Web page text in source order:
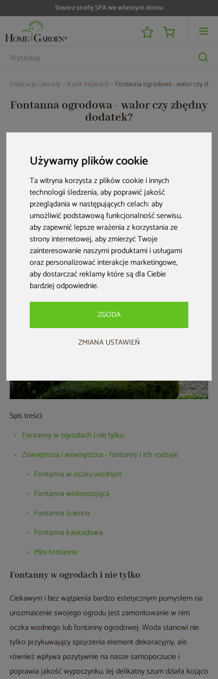
Używamy plików cookie
Ta witryna korzysta z plików cookie i innych
technologii śledzenia, aby poprawić jakość
przeglądania w następujących celach:aby
umożliwić podstawową funkcjonalność serwisu,
aby zapewnić lepsze wrażenia z korzystania ze
strony internetowej,aby zmierzyć Twoje
zainteresowanie naszymi produktami i usługami
oraz personalizować interakcje marketingowe,
aby dostarczać reklamy które są dla Ciebie
bardziej odpowiednie.
ZGODA
ZMIANA USTAWIEŃ
Do 25 000 zł zwrotu na kartę i raty RRSO 0%
Inspiracje i porady Kącik inspiracji Fontanna ogrodowa - walor czy
Fontanna ogrodowa - walor czy zbędny
dodatek?
Ogród to wyjątkowa przestrzeń, która sprzyja nie tylko
rekreacji, ale również wypoczynkowi. Odpowiednia
aranżacja, dobór mebli ogrodowych, a nawet subtelnych
dodatków w postaci karmnika czy poidełka dla ptaków,
mogą znacząco podnieść jego walory estetyczne. Dzięki
temu zdecydowanie chętniej i częściej będziemy decydować
się na spędzanie w nim czasu zarówno w pojedynkę, jak i z
całą rodziną.
Spis treści:
Fontanny w ogrodach i nie tylko
Zewnętrzna i wewnętrzna - fontanny i ich rodzaje
Fontanna w oczku wodnym
Fontanna wolnostojąca
Fontanna ścienna
Fontanna kaskadowa
Mini fontanna
Fontanny w ogrodach i nie tylko
Ciekawym i bez wątpienia bardzo estetycznym pomysłem na
urozmaicenie swojego ogrodu jest zamontowanie w nim
oczka wodnego lub fontanny ogrodowej. Woda stanowi nie
tylko przykuwający spojrzenia element dekoracyjny, ale
również wpływa pozytywnie na nasze samopoczucie i
poprawia jakość wypoczynku. Jej delikatny szum działa kojąco